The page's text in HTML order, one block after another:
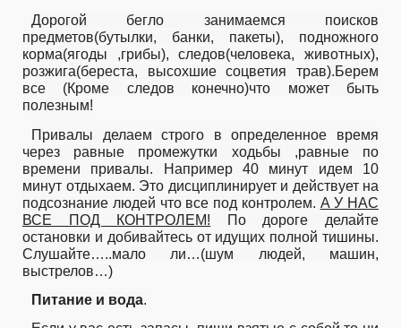
Дорогой бегло занимаемся поисков
предметов(бутылки, банки, пакеты), подножного
корма(ягоды ,грибы), следов(человека, животных),
розжига(береста, высохшие соцветия трав).Берем
все (Кроме следов конечно)что может быть
полезным!
Привалы делаем строго в определенное время
через равные промежутки ходьбы ,равные по
времени привалы. Например 40 минут идем 10
минут отдыхаем. Это дисциплинирует и действует на
подсознание людей что все под контролем. А У НАС
ВСЕ ПОД КОНТРОЛЕМ! По дороге делайте
остановки и добивайтесь от идущих полной тишины.
Слушайте…..мало ли…(шум людей, машин,
выстрелов…)
Питание и вода.